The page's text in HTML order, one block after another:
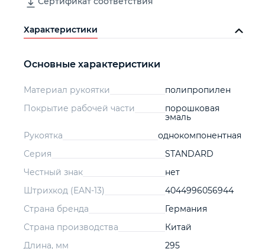
Характеристики
Основные характеристики
Материал рукоятки
полипропилен
Покрытие рабочей части
порошковая
эмаль
Рукоятка
однокомпонентная
Серия
STANDARD
Честный знак
нет
Штрихкод (EAN-13)
4044996056944
Страна бренда
Германия
Страна производства
Китай
Длина, мм
295